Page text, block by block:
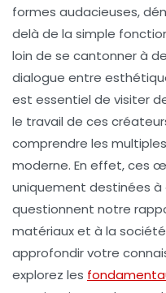
formes audacieuses,
delà de la simple
loin de se cantonner à
dialogue entre
est essentiel de visiter
le travail de ces
comprendre les
moderne. En effet, ces
uniquement destinées à
questionnent notre
matériaux et à la
approfondir votre
explorez les